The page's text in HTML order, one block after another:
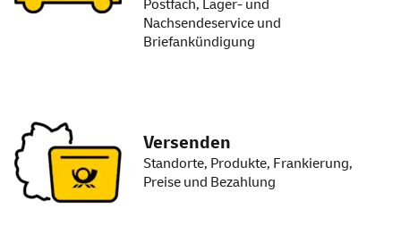
Postfach, Lager- und
Nachsendeservice und
Briefankündigung
Versenden
Standorte, Produkte, Frankierung,
Preise und Bezahlung